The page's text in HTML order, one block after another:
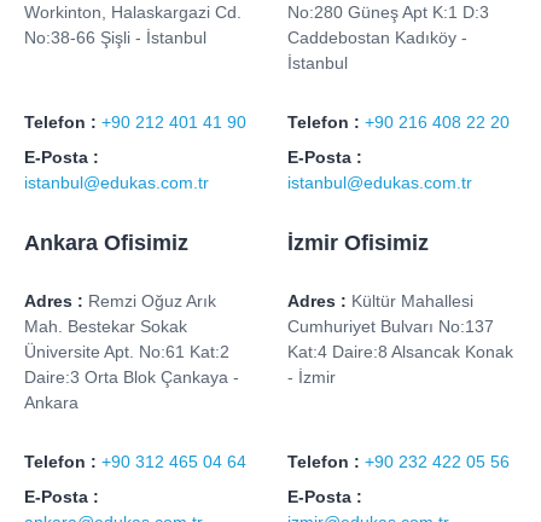
Workinton, Halaskargazi Cd.
No:38-66 Şişli - İstanbul
Telefon : +90 212 401 41 90
E-Posta :
istanbul@edukas.com.tr
No:280 Güneş Apt K:1 D:3
Caddebostan Kadıköy -
İstanbul
Telefon : +90 216 408 22 20
E-Posta :
istanbul@edukas.com.tr
Ankara Ofisimiz
Adres : Remzi Oğuz Arık
Mah. Bestekar Sokak
Üniversite Apt. No:61 Kat:2
Daire:3 Orta Blok Çankaya -
Ankara
Telefon : +90 312 465 04 64
E-Posta :
İzmir Ofisimiz
Adres : Kültür Mahallesi
Cumhuriyet Bulvarı No:137
Kat:4 Daire:8 Alsancak Konak
- İzmir
Telefon : +90 232 422 05 56
E-Posta :